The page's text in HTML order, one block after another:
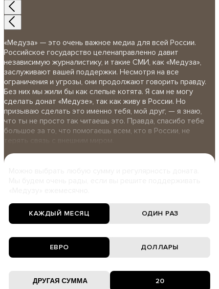
«Медуза» — это очень важное медиа для всей России.
Российское государство целенаправленно давит
независимую журналистику, и такие СМИ, как «Медуза»,
заслуживают вашей поддержки. Несмотря на все
ограничения и угрозы, они продолжают говорить правду.
Без них мы жили бы как слепые котята. Я сам не могу
сделать донат «Медузе», так как живу в России. Но
призываю сделать это именно тебя, мой друг, — я знаю,
что ты не просто так читаешь это. Правда, спасибо тебе
большое за то, что помогаешь всем, кто в России, не
терять связь с внешним миром.
КАЖДЫЙ МЕСЯЦ ОДИН РАЗ
ЕВРО ДОЛЛАРЫ
20